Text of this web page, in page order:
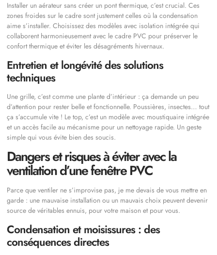
Installer un aérateur sans créer un pont thermique, c’est crucial. Ces
zones froides sur le cadre sont justement celles où la condensation
aime s’installer. Choisissez des modèles avec isolation intégrée qui
collaborent harmonieusement avec le cadre PVC pour préserver le
confort thermique et éviter les désagréments hivernaux.
Entretien et longévité des solutions
techniques
Une grille, c’est comme une plante d’intérieur : ça demande un peu
d’attention pour rester belle et fonctionnelle. Poussières, insectes… tout
ça s’accumule vite ! Le top, c’est un modèle avec moustiquaire intégrée
et un accès facile au mécanisme pour un nettoyage rapide. Un geste
simple qui vous évite bien des soucis.
Dangers et risques à éviter avec la
ventilation d’une fenêtre PVC
Parce que ventiler ne s’improvise pas, je me devais de vous mettre en
garde : une mauvaise installation ou un mauvais choix peuvent devenir
source de véritables ennuis, pour votre maison et pour vous.
Condensation et moisissures : des
conséquences directes